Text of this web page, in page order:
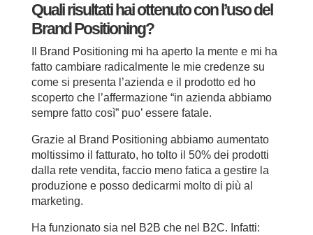
Quali risultati hai ottenuto con l’uso del
Brand Positioning?
Il Brand Positioning mi ha aperto la mente e mi ha
fatto cambiare radicalmente le mie credenze su
come si presenta l’azienda e il prodotto ed ho
scoperto che l’affermazione “in azienda abbiamo
sempre fatto così” puo’ essere fatale.
Grazie al Brand Positioning abbiamo aumentato
moltissimo il fatturato, ho tolto il 50% dei prodotti
dalla rete vendita, faccio meno fatica a gestire la
produzione e posso dedicarmi molto di più al
marketing.
Ha funzionato sia nel B2B che nel B2C. Infatti: